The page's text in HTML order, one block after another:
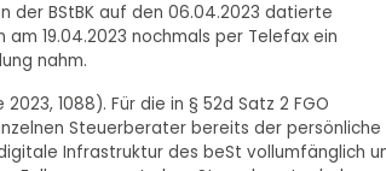
der BStBK auf den 06.04.2023 datierte
19.04.2023 nochmals per Telefax ein
nahm.
1088). Für die in § 52d Satz 2 FGO
Steuerberater bereits der persönliche
Infrastruktur des beSt vollumfänglich